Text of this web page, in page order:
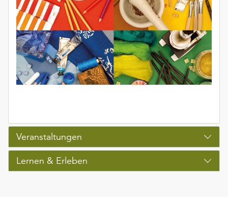
Veranstaltungen
Lernen & Erleben